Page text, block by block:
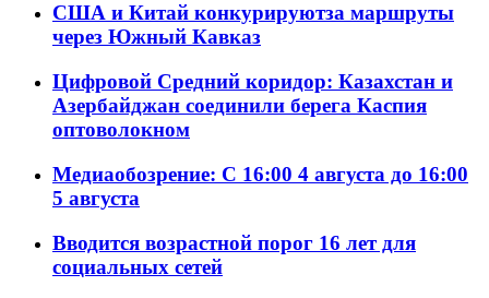
США и Китай конкурируютза маршруты
через Южный Кавказ
Цифровой Средний коридор: Казахстан и
Азербайджан соединили берега Каспия
оптоволокном
Медиаобозрение: С 16:00 4 августа до 16:00
5 августа
Вводится возрастной порог 16 лет для
социальных сетей